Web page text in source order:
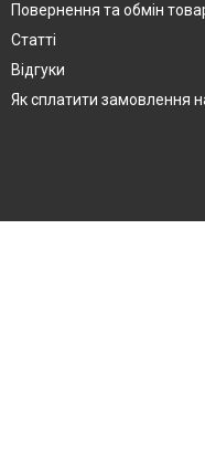
Повернення та обмін
Статті
Відгуки
Як сплатити замовлення